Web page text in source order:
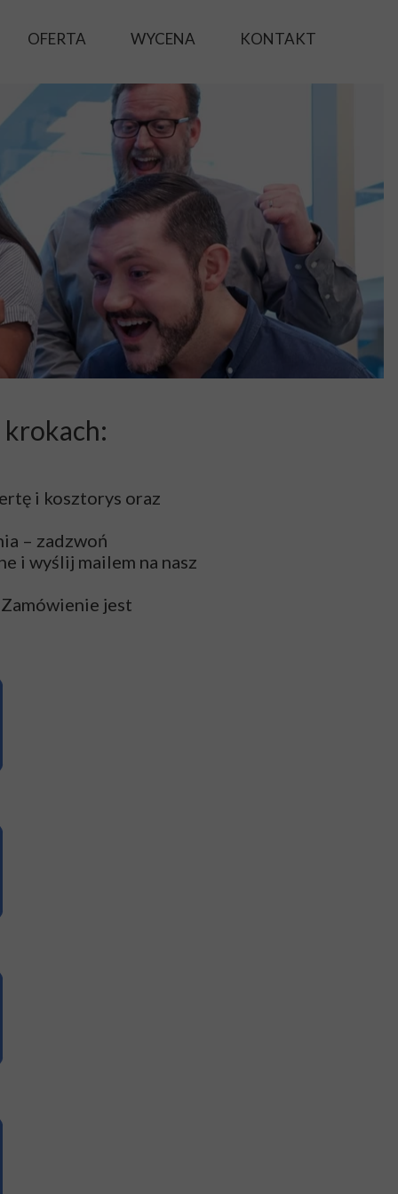
i kosztorys oraz
– zadzwoń
i wyślij mailem na nasz
jest
OFERTA WYCENA KONTAKT